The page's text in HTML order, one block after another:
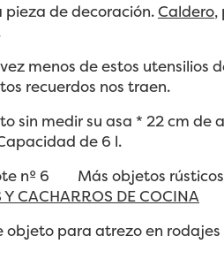
pieza de decoración.Caldero,
menos de estos utensilios
recuerdos nos traen.
sin medir su asa * 22 cm de
de 6 l.
nº 6 Más objetos rústicos
Y CACHARROS DE COCINA
objeto para atrezo en